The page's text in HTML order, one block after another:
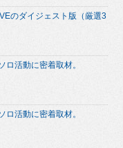
のダイジェスト版（厳選3
ロ活動に密着取材。
ロ活動に密着取材。